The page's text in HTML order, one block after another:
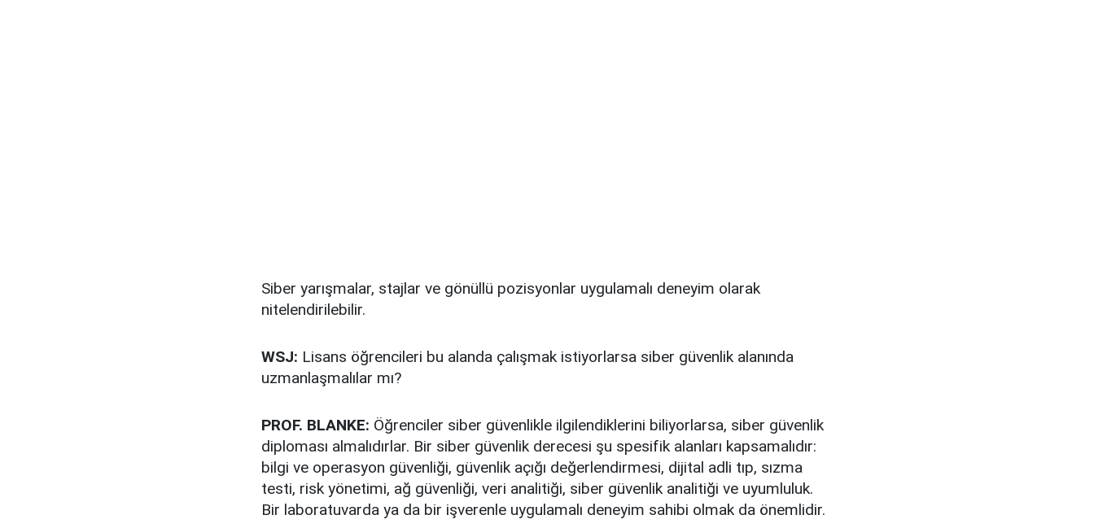
Siber yarışmalar, stajlar ve gönüllü pozisyonlar uygulamalı deneyim olarak
nitelendirilebilir.
WSJ: Lisans öğrencileri bu alanda çalışmak istiyorlarsa siber güvenlik alanında
uzmanlaşmalılar mı?
PROF. BLANKE: Öğrenciler siber güvenlikle ilgilendiklerini biliyorlarsa, siber güvenlik
diploması almalıdırlar. Bir siber güvenlik derecesi şu spesifik alanları kapsamalıdır:
bilgi ve operasyon güvenliği, güvenlik açığı değerlendirmesi, dijital adli tıp, sızma
testi, risk yönetimi, ağ güvenliği, veri analitiği, siber güvenlik analitiği ve uyumluluk.
Bir laboratuvarda ya da bir işverenle uygulamalı deneyim sahibi olmak da önemlidir.